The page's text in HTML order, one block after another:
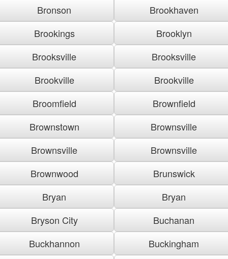
Bronson
Brookhaven
Brookings
Brooklyn
Brooksville
Brooksville
Brookville
Brookville
Broomfield
Brownfield
Brownstown
Brownsville
Brownsville
Brownsville
Brownwood
Brunswick
Bryan
Bryan
Bryson City
Buchanan
Buckhannon
Buckingham